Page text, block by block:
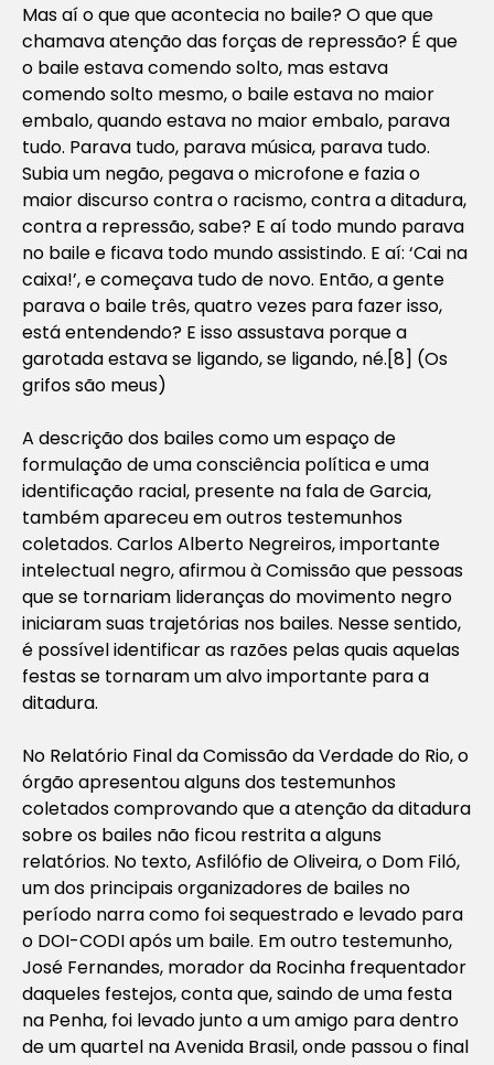
Mas aí o que que acontecia no baile? O que que
chamava atenção das forças de repressão? É que
o baile estava comendo solto, mas estava
comendo solto mesmo, o baile estava no maior
embalo, quando estava no maior embalo, parava
tudo. Parava tudo, parava música, parava tudo.
Subia um negão, pegava o microfone e fazia o
maior discurso contra o racismo, contra a ditadura,
contra a repressão, sabe? E aí todo mundo parava
no baile e ficava todo mundo assistindo. E aí: ‘Cai na
caixa!’, e começava tudo de novo. Então, a gente
parava o baile três, quatro vezes para fazer isso,
está entendendo? E isso assustava porque a
garotada estava se ligando, se ligando, né.[8] (Os
grifos são meus)
A descrição dos bailes como um espaço de
formulação de uma consciência política e uma
identificação racial, presente na fala de Garcia,
também apareceu em outros testemunhos
coletados. Carlos Alberto Negreiros, importante
intelectual negro, afirmou à Comissão que pessoas
que se tornariam lideranças do movimento negro
iniciaram suas trajetórias nos bailes. Nesse sentido,
é possível identificar as razões pelas quais aquelas
festas se tornaram um alvo importante para a
ditadura.
No Relatório Final da Comissão da Verdade do Rio, o
órgão apresentou alguns dos testemunhos
coletados comprovando que a atenção da ditadura
sobre os bailes não ficou restrita a alguns
relatórios. No texto, Asfilófio de Oliveira, o Dom Filó,
um dos principais organizadores de bailes no
período narra como foi sequestrado e levado para
o DOI-CODI após um baile. Em outro testemunho,
José Fernandes, morador da Rocinha frequentador
daqueles festejos, conta que, saindo de uma festa
na Penha, foi levado junto a um amigo para dentro
de um quartel na Avenida Brasil, onde passou o final